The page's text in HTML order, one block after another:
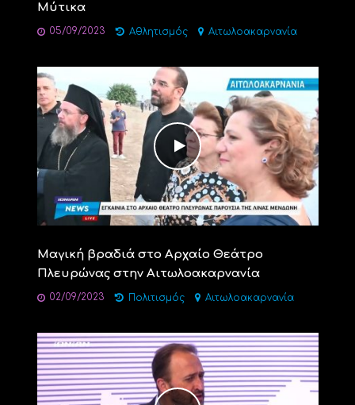
Μύτικα
05/09/2023 Αθλητισμός Αιτωλοακαρνανία
Μαγική βραδιά στο Αρχαίο Θεάτρο
Πλευρώνας στην Αιτωλοακαρνανία
02/09/2023 Πολιτισμός Αιτωλοακαρνανία